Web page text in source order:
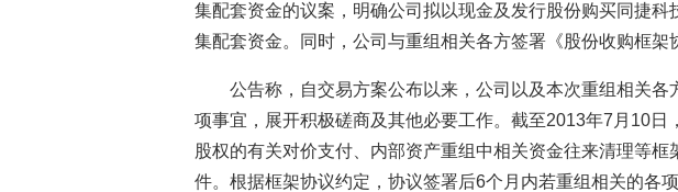
集配套资金的议案，明确公司拟以现金及发行股份购买同捷科
集配套资金。同时，公司与重组相关各方签署《股份收购框架
公告称，自交易方案公布以来，公司以及本次重组相关各
项事宜，展开积极磋商及其他必要工作。截至2013年7月10日
股权的有关对价支付、内部资产重组中相关资金往来清理等框
件。根据框架协议约定，协议签署后6个月内若重组相关的各